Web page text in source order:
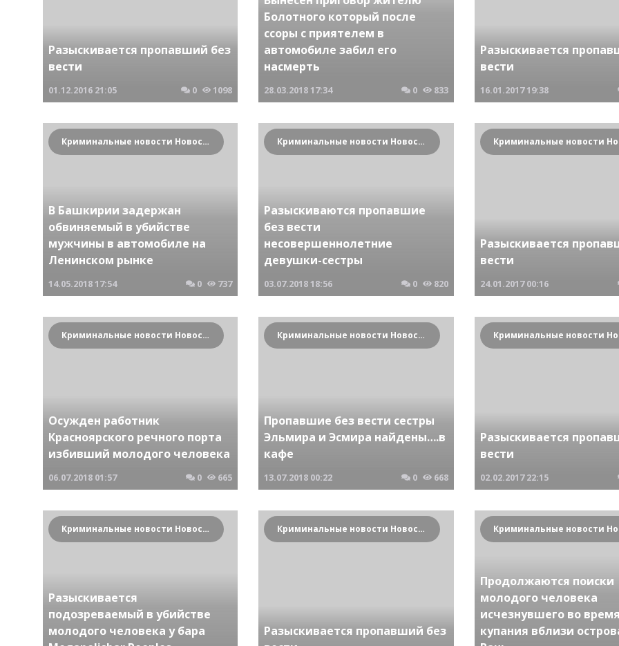
Разыскивается пропавший без
вести
01.12.2016 21:05 0 1098
Болотного который после
ссоры с приятелем в
автомобиле забил его
насмерть
28.03.201817:34 0 833
Разыскивается
вести
16.01.201719:38
Криминальные новости Новосибирска и Сибирского региона
В Башкирии задержан
обвиняемый в убийстве
мужчины в автомобиле на
Ленинском рынке
14.05.201817:54 0 737
Криминальные новости Новосибирска и Сибирского региона
Разыскиваются пропавшие
без вести
несовершеннолетние
девушки-сестры
03.07.201818:56 0 820
Разыскивается
вести
24.01.2017 00:16
Криминальные новости Новосибирска и Сибирского региона
Осужден работник
Красноярского речного порта
избивший молодого человека
06.07.2018 01:57 0 665
Криминальные новости Новосибирска и Сибирского региона
Пропавшие без вести сестры
Эльмира и Эсмира найдены….в
кафе
13.07.2018 00:22 0 668
Разыскивается
вести
02.02.2017 22:15
Криминальные новости Новосибирска и Сибирского региона
Разыскивается
подозреваемый в убийстве
молодого человека у бара
Криминальные новости Новосибирска и Сибирского региона
Разыскивается пропавший без
Продолжаются поиски
молодого человека
исчезнувшего во время
купания вблизи